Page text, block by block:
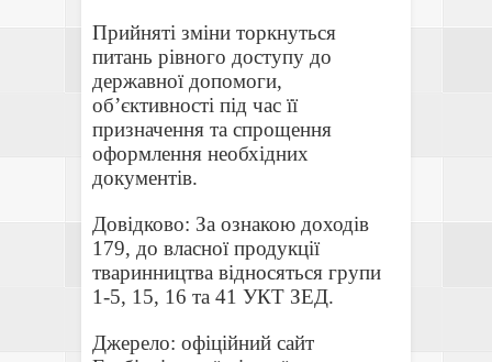
Прийняті зміни торкнуться
питань рівного доступу до
державної допомоги,
об’єктивності під час її
призначення та спрощення
оформлення необхідних
документів.
Довідково: За ознакою доходів
179, до власної продукції
тваринництва відносяться групи
1-5, 15, 16 та 41 УКТ ЗЕД.
Джерело: офіційний сайт